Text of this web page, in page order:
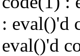
eval()'d